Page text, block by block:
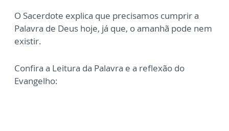
O Sacerdote explica que precisamos cumprir a
Palavra de Deus hoje, já que, o amanhã pode nem
existir.
Confira a Leitura da Palavra e a reflexão do
Evangelho: